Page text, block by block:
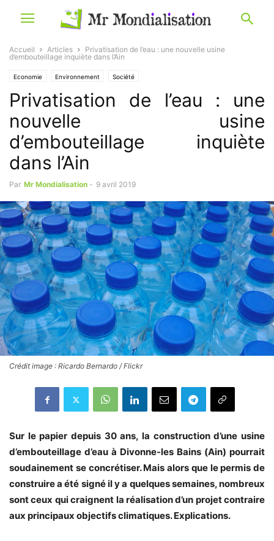
Accueil Articles
Privatisation de l’eau : une nouvelle usine
d’embouteillage inquiète dans l’Ain
Economie Environnement Société
Privatisation de l’eau : une
nouvelle usine
d’embouteillage inquiète
dans l’Ain
Par Mr Mondialisation - 9 avril 2019
Crédit image : Ricardo Bernardo / Flickr
Sur le papier depuis 30 ans, la construction d’une usine
d’embouteillage d’eau à Divonne-les Bains (Ain) pourrait
soudainement se concrétiser. Mais alors que le permis de
construire a été signé il y a quelques semaines, nombreux
sont ceux qui craignent la réalisation d’un projet contraire
aux principaux objectifs climatiques. Explications.